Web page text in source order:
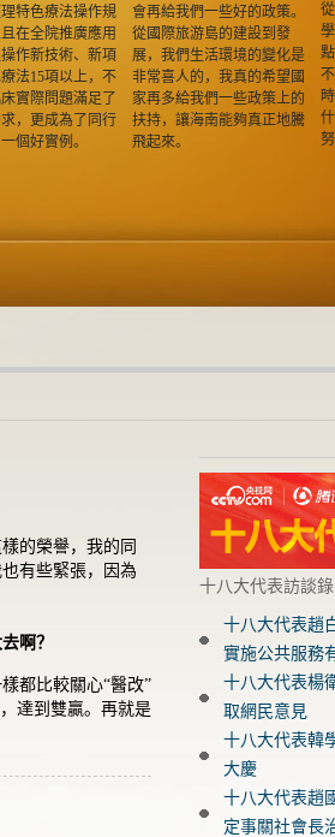
理特色療法操作規
在全院推廣應用
作新技術、新項
法15項以上，不
實際問題滿足了
，更成為了同行
個好實例。
會再給我們一些好的政策。
從國際旅游島的建設到發
展，我們生活環境的變化是
非常喜人的，我真的希望國
家再多給我們一些政策上的
扶持，讓海南能夠真正地騰
飛起來。
的榮譽，我的同
有些緊張，因為
啊？
都比較關心“醫改”
達到雙贏。再就是
十八大代表訪談錄
十八大代表趙
實施公共服務
十八大代表楊
取網民意見
十八大代表韓
大慶
十八大代表趙
定事關社會長